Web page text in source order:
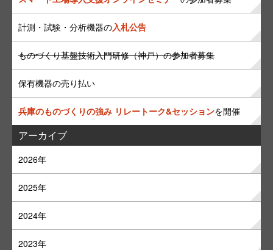
計測・試験・分析機器の入札公告
ものづくり基盤技術入門研修（神戸）の参加者募集
保有機器の売り払い
兵庫のものづくりの強み リレートーク&セッションを開催
アーカイブ
2026年
2025年
2024年
2023年